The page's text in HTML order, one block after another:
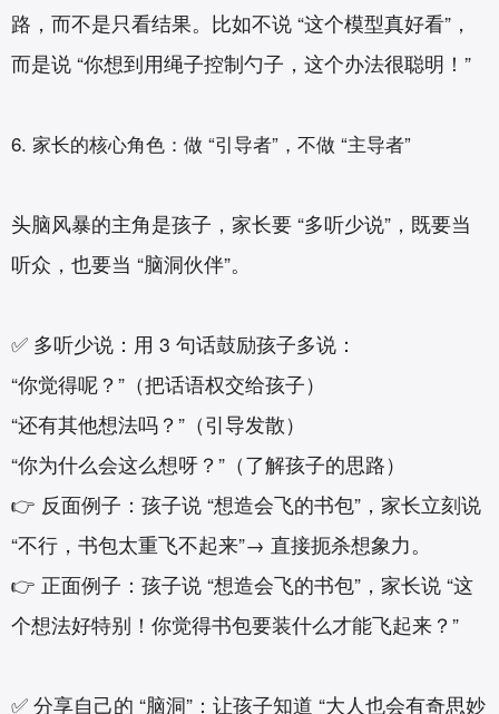
路，而不是只看结果。比如不说 “这个模型真好看”，
而是说 “你想到用绳子控制勺子，这个办法很聪明！”
6. 家长的核心角色：做 “引导者”，不做 “主导者”‌
头脑风暴的主角是孩子，家长要 “多听少说”，既要当
听众，也要当 “脑洞伙伴”。
✅ 多听少说：用 3 句话鼓励孩子多说：
“你觉得呢？”（把话语权交给孩子）
“还有其他想法吗？”（引导发散）
“你为什么会这么想呀？”（了解孩子的思路）
👉 反面例子：孩子说 “想造会飞的书包”，家长立刻说
“不行，书包太重飞不起来”→ 直接扼杀想象力。
👉 正面例子：孩子说 “想造会飞的书包”，家长说 “这
个想法好特别！你觉得书包要装什么才能飞起来？”
✅ 分享自己的 “脑洞”：让孩子知道 “大人也会有奇思妙